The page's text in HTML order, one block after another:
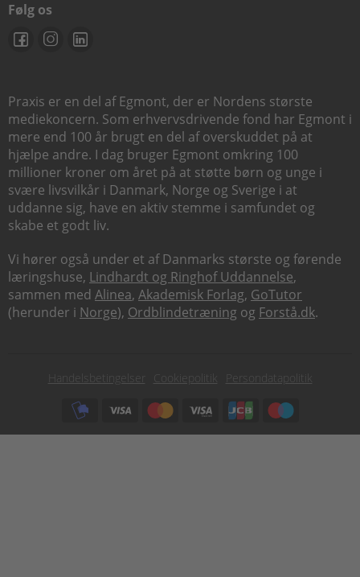
Følg os
Praxis er en del af Egmont, der er Nordens største
mediekoncern. Som erhvervsdrivende fond har Egmont i
mere end 100 år brugt en del af overskuddet på at
hjælpe andre. I dag bruger Egmont omkring 100
millioner kroner om året på at støtte børn og unge i
svære livsvilkår i Danmark, Norge og Sverige i at
uddanne sig, have en aktiv stemme i samfundet og
skabe et godt liv.
Vi hører også under et af Danmarks største og førende
læringshuse, Lindhardt og Ringhof Uddannelse,
sammen med Alinea, Akademisk Forlag, GoTutor
(herunder i Norge), Ordblindetræning og Forstå.dk.
Subfooter
Handelsbetingelser Cookiepolitik
Persondatapolitik
Subfooter
payment
options